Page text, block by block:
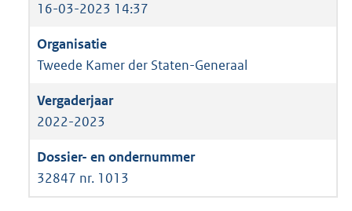
16-03-2023 14:37
Tweede Kamer der Staten-Generaal
2022-2023
32847 nr. 1013